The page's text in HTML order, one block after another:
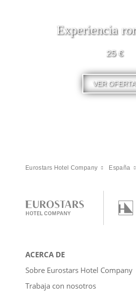
Experiencia
25 €
VER OFERTA
Eurostars Hotel Company España
ACERCA DE
Sobre Eurostars Hotel Company
Trabaja con nosotros